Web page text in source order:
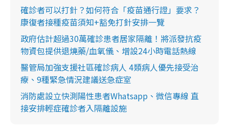
確診者可以打針？如何符合「疫苗通行證」要求？
康復者接種疫苗須知+豁免打針安排一覽
政府估計超過30萬確診患者居家隔離！將派發抗疫
物資包提供退燒藥/血氧儀、增設24小時電話熱線
醫管局加強支援社區確診病人 4類病人優先接受治
療、9種緊急情況建議送急症室
消防處設立快測陽性患者Whatsapp、微信專線 直
接安排輕症確診者入隔離設施